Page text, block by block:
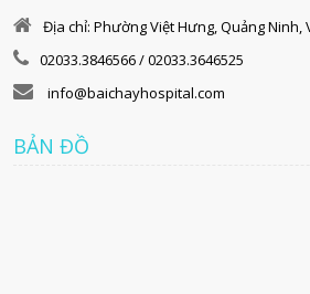
Địa chỉ: Phường Việt Hưng, Quảng Ninh,
02033.3846566 / 02033.3646525
info@baichayhospital.com
BẢN ĐỒ